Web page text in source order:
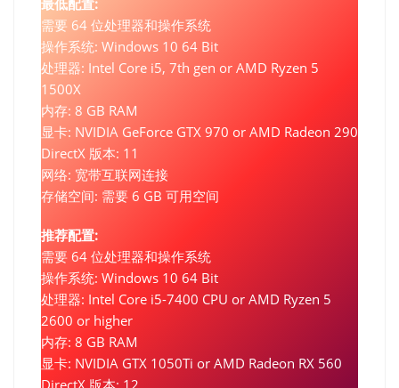
需要 64 位处理器和操作系统
操作系统: Windows 10 64 Bit
处理器: Intel Core i5, 7th gen or AMD Ryzen 5
1500X
内存: 8 GB RAM
显卡: NVIDIA GeForce GTX 970 or AMD Radeon 290
DirectX 版本: 11
网络: 宽带互联网连接
存储空间: 需要 6 GB 可用空间
推荐配置:
需要 64 位处理器和操作系统
操作系统: Windows 10 64 Bit
处理器: Intel Core i5-7400 CPU or AMD Ryzen 5
2600 or higher
内存: 8 GB RAM
显卡: NVIDIA GTX 1050Ti or AMD Radeon RX 560
DirectX 版本: 12